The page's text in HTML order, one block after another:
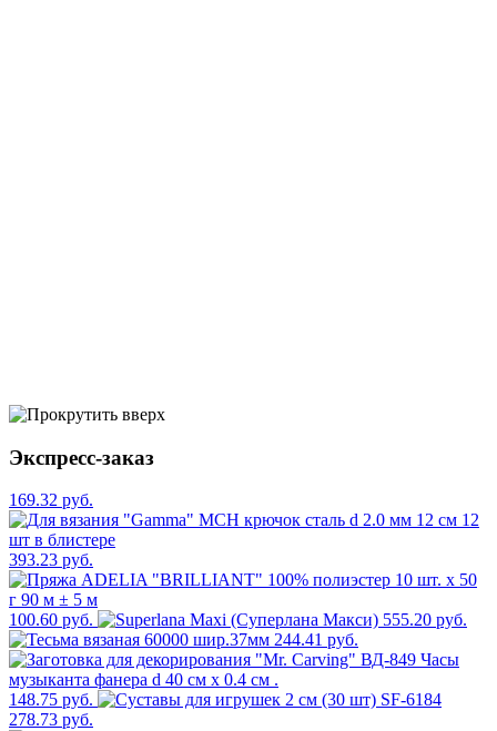
Экспресс-заказ
169.32 руб.
393.23 руб.
100.60 руб.
555.20 руб.
244.41 руб.
148.75 руб.
278.73 руб.